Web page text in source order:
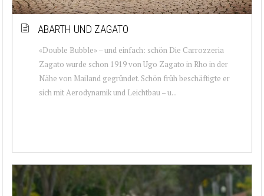
ABARTH UND ZAGATO
«Double Bubble» – und einfach: schön Die Carrozzeria
Zagato wurde schon 1919 von Ugo Zagato in Rho in der
Nähe von Mailand gegründet. Schön früh beschäftigte er
sich mit Aerodynamik und Leichtbau – u...